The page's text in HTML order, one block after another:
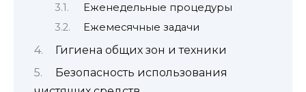
Еженедельные процедуры
Ежемесячные задачи
Гигиена общих зон и техники
Безопасность использования